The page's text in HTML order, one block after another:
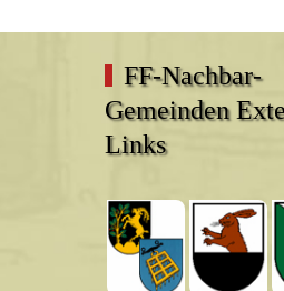
FF-Nachbar-
Gemeinden
Links